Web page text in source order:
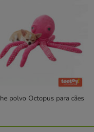
polvo Octopus para cães